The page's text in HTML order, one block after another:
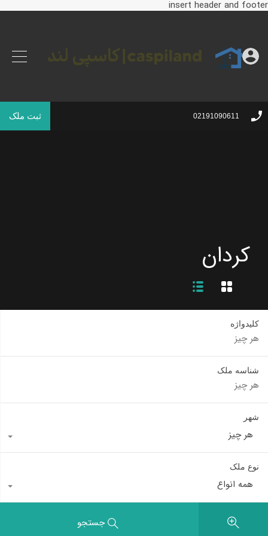
insert header and footer
02191090611 ثبت ملک
کردان
کلیدواژه
شناسه ملک
شهر
هر چیز
نوع ملک
همه انواع
جستجو